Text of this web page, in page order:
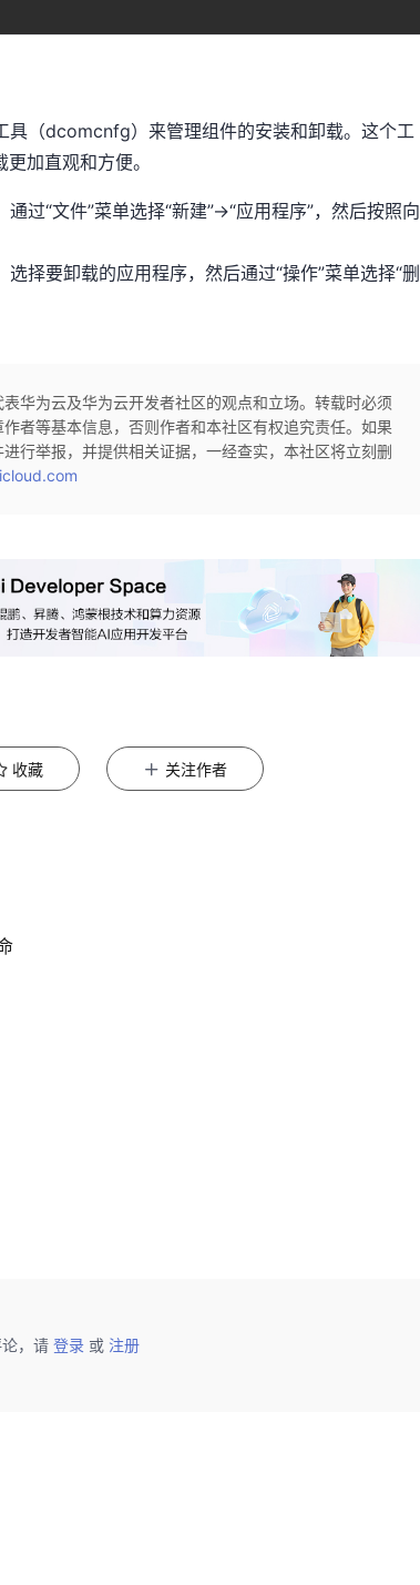
具（dcomcnfg）来管理组件的安装和卸载。这个工
加直观和方便。
过“文件”菜单选择“新建”->“应用程序”，然后按照向
择要卸载的应用程序，然后通过“操作”菜单选择“删
华为云及华为云开发者社区的观点和立场。转载时必须
者等基本信息，否则作者和本社区有权追究责任。如果
行举报，并提供相关证据，一经查实，本社区将立刻删
收藏 关注作者
，请 登录 或 注册